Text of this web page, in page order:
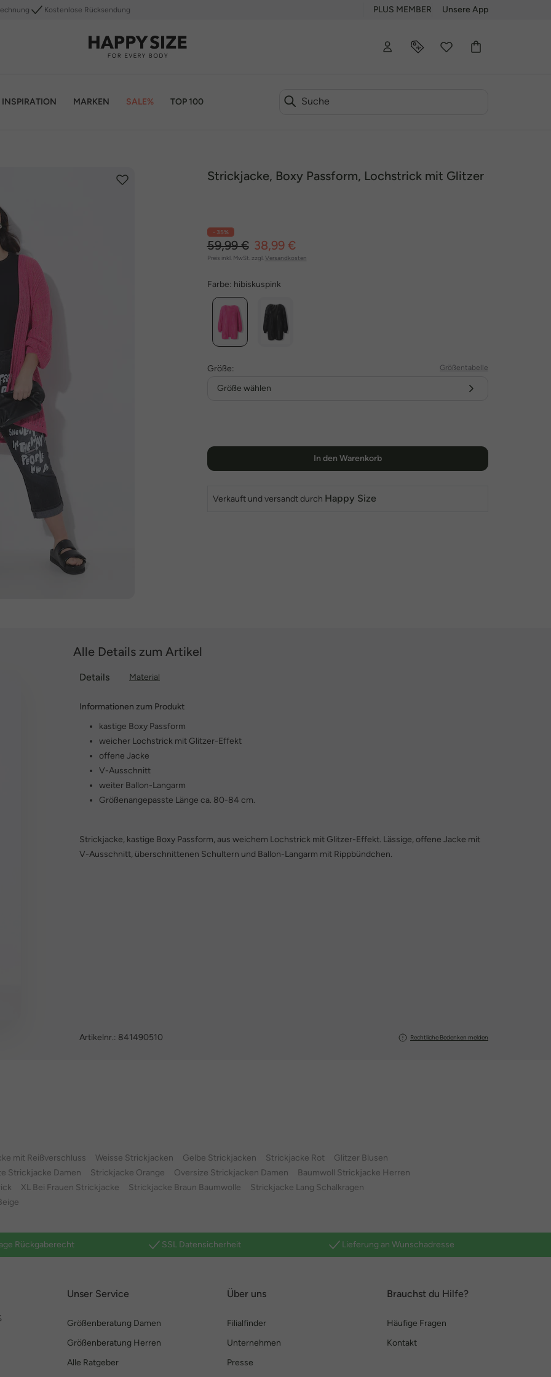
Kostenlose Rücksendung PLUS MEMBER Unsere App
INSPIRATION MARKEN SALE% TOP 100
Strickjacke, Boxy Passform, Lochstrick mit Glitzer
- 35%
59,99 € 38,99 €
Preis inkl. MwSt. zzgl. Versandkosten
Farbe: hibiskuspink
Größe: Größentabelle
Größe wählen
In den Warenkorb
Verkauft und versandt durch Happy Size
Alle Details zum Artikel
Details Material
Informationen zum Produkt
kastige Boxy Passform
weicher Lochstrick mit Glitzer-Effekt
offene Jacke
V-Ausschnitt
weiter Ballon-Langarm
Größenangepasste Länge ca. 80-84 cm.
Strickjacke, kastige Boxy Passform, aus weichem Lochstrick mit Glitzer-Effekt. Lässige, offene Jacke mit
V-Ausschnitt, überschnittenen Schultern und Ballon-Langarm mit Rippbündchen.
Artikelnr.: 841490510 Rechtliche Bedenken melden
mit Reißverschluss Weisse Strickjacken Gelbe Strickjacken Strickjacke Rot
Glitzer Blusen
Strickjacke Damen
Strickjacke Orange Oversize Strickjacken Damen
Baumwoll Strickjacke Herren
XL Bei Frauen Strickjacke Strickjacke Braun Baumwolle
Strickjacke Lang Schalkragen
Rückgaberecht SSL Datensicherheit Lieferung an Wunschadresse
Unser Service
Größenberatung Damen
Größenberatung Herren
Alle Ratgeber
Über uns
Filialfinder
Unternehmen
Presse
Brauchst du Hilfe?
Häufige Fragen
Kontakt